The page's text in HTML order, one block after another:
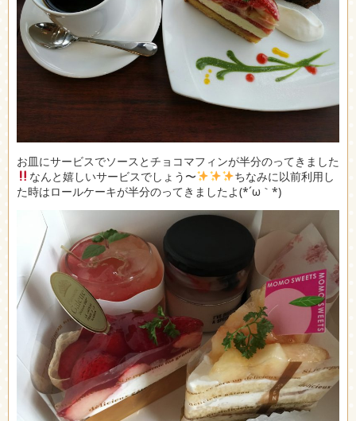
お皿にサービスでソースとチョコマフィンが半分のってきました
なんと嬉しいサービスでしょう〜
ちなみに以前利用し
た時はロールケーキが半分のってきましたよ(*´ω｀*)